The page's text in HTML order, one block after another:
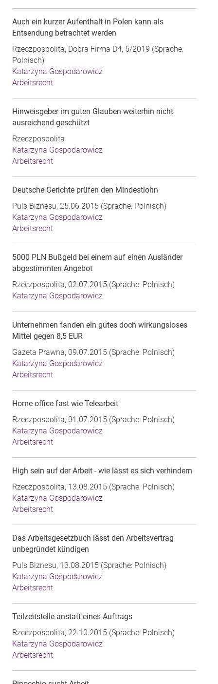
Auch ein kurzer Aufenthalt in Polen kann als
Entsendung betrachtet werden
Rzeczpospolita, Dobra Firma D4, 5/2019 (Sprache:
Polnisch)
Katarzyna Gospodarowicz
Arbeitsrecht
Hinweisgeber im guten Glauben weiterhin nicht
ausreichend geschützt
Rzeczpospolita
Katarzyna Gospodarowicz
Arbeitsrecht
Deutsche Gerichte prüfen den Mindestlohn
Puls Biznesu, 25.06.2015 (Sprache: Polnisch)
Katarzyna Gospodarowicz
Arbeitsrecht
5000 PLN Bußgeld bei einem auf einen Ausländer
abgestimmten Angebot
Rzeczpospolita, 02.07.2015 (Sprache: Polnisch)
Katarzyna Gospodarowicz
Unternehmen fanden ein gutes doch wirkungsloses
Mittel gegen 8,5 EUR
Gazeta Prawna, 09.07.2015 (Sprache: Polnisch)
Katarzyna Gospodarowicz
Arbeitsrecht
Home office fast wie Telearbeit
Rzeczpospolita, 31.07.2015 (Sprache: Polnisch)
Katarzyna Gospodarowicz
Arbeitsrecht
High sein auf der Arbeit - wie lässt es sich verhindern
Rzeczpospolita, 13.08.2015 (Sprache: Polnisch)
Katarzyna Gospodarowicz
Arbeitsrecht
Das Arbeitsgesetzbuch lässt den Arbeitsvertrag
unbegründet kündigen
Puls Biznesu, 13.08.2015 (Sprache: Polnisch)
Katarzyna Gospodarowicz
Arbeitsrecht
Teilzeitstelle anstatt eines Auftrags
Rzeczpospolita, 22.10.2015 (Sprache: Polnisch)
Katarzyna Gospodarowicz
Arbeitsrecht